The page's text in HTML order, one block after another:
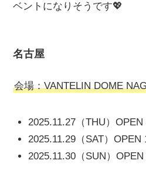
ベントになりそうです💖
名古屋
会場：VANTELIN DOME
2025.11.27（THU）
2025.11.29（SAT）
2025.11.30（SUN）